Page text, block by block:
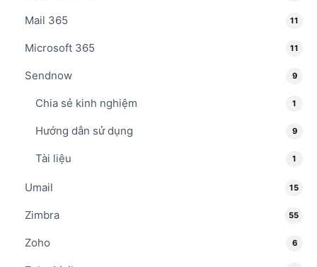
Mail 365 11
Microsoft 365 11
Sendnow 9
Chia sẻ kinh nghiệm 1
Hướng dẫn sử dụng 9
Tài liệu 1
Umail 15
Zimbra 55
Zoho 6